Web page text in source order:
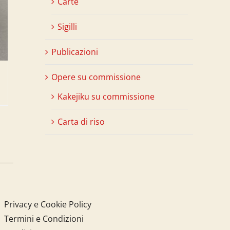
Sigilli
Publicazioni
Opere su commissione
Kakejiku su commissione
Carta di riso
Privacy e Cookie Policy
Termini e Condizioni